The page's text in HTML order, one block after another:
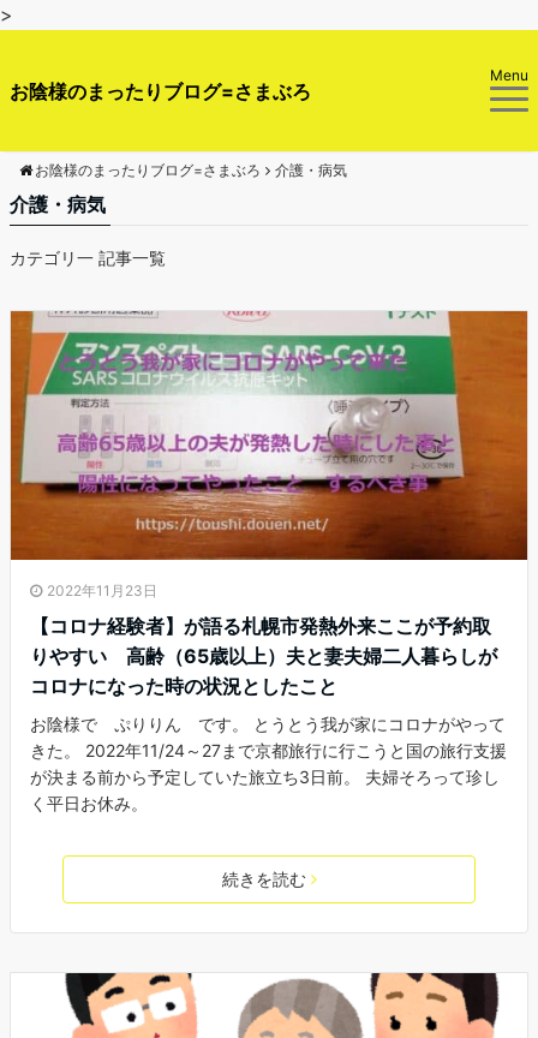
>
お陰様のまったりブログ=さまぶろ
Menu
お陰様のまったりブログ=さまぶろ 介護・病気
介護・病気
カテゴリ一 記事一覧
2022年11月23日
【コロナ経験者】が語る札幌市発熱外来ここが予約取
りやすい 高齢（65歳以上）夫と妻夫婦二人暮らしが
コロナになった時の状況としたこと
お陰様で ぷりりん です。 とうとう我が家にコロナがやって
きた。 2022年11/24～27まで京都旅行に行こうと国の旅行支援
が決まる前から予定していた旅立ち3日前。 夫婦そろって珍し
く平日お休み。
続きを読む